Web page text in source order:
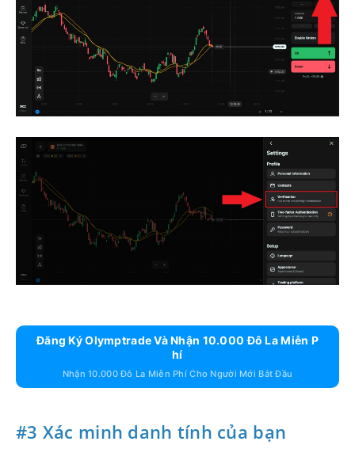
Đăng Ký Olymptrade Và Nhận 10.000 Đô La Miễn P
Hí
Nhận 10.000 Đô La Miễn Phí Cho Người Mới Bắt Đầu
#3 Xác minh danh tính của bạn